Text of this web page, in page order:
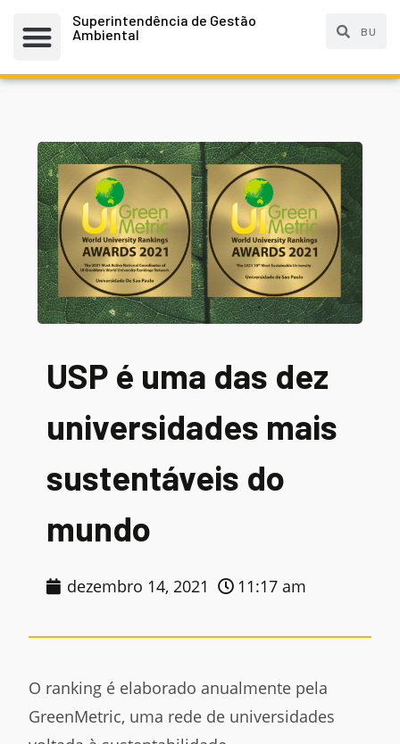
Superintendência de Gestão
Ambiental
USP é uma das dez
universidades mais
sustentáveis do
mundo
dezembro 14, 2021 11:17 am
O ranking é elaborado anualmente pela
GreenMetric, uma rede de universidades